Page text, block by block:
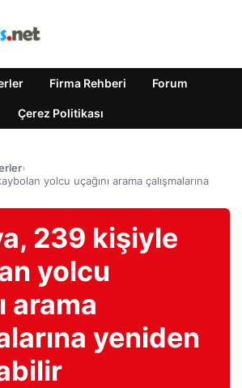
Firma Rehberi Forum
Çerez Politikası
›
yolcu uçağını arama çalışmalarına
239 kişiyle
yolcu
arama
yeniden